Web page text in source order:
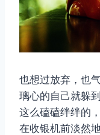
也想过放弃，也
璃心的自己就躲
这么磕磕绊绊的
在收银机前淡然